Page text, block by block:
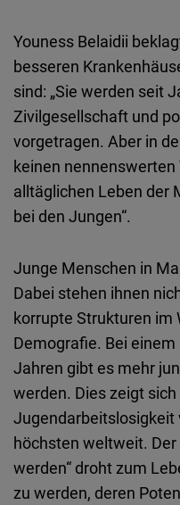
Youness Belaidii
besseren
sind: „Sie werden seit
Zivilgesellschaft und
vorgetragen. Aber in
keinen
alltäglichen Leben der
bei den Jungen“.
Junge Menschen in
Dabei stehen ihnen
korrupte Strukturen im
Demografie. Bei
Jahren gibt es mehr
werden. Dies zeigt
Jugendarbeitslosigkeit
höchsten weltweit. Der
werden“ droht zum
zu werden, deren